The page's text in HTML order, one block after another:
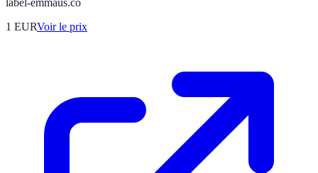
label-emmaus.co
1 EURVoir le prix